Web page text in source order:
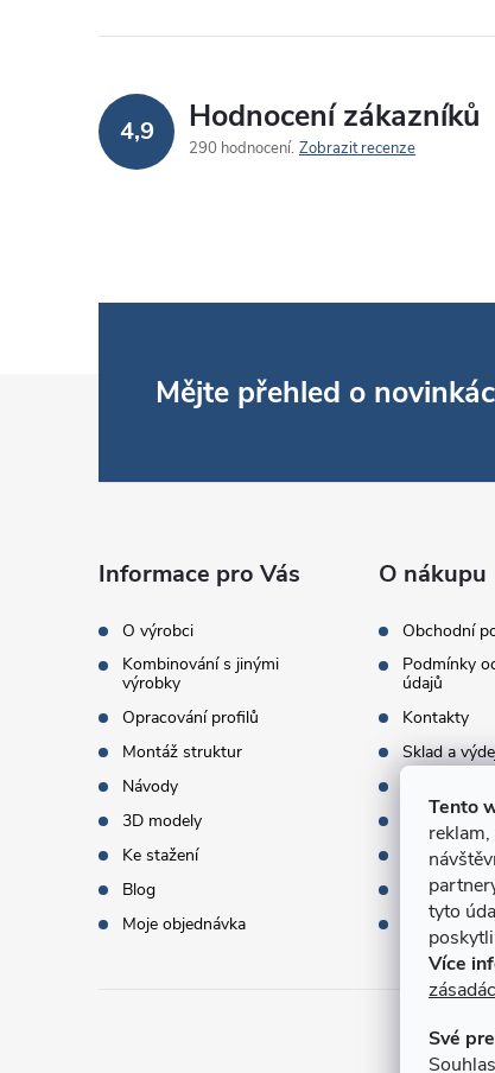
Tento
tyto
Více
Své
4,9 Hodnocení zákazníků
290 hodnocení Zobrazit recenze
Mějte přehled o
Informace pro Vás
O výrobci
Kombinování s jinými
výrobky
Opracování profilů
Montáž struktur
Návody
3D modely
Ke stažení
Blog
Moje objednávka
O nákupu
Obchodní
Podmínky
údajů
Kontakty
Sklad a
Termíny
Doprava a
Dárky k
Slovník